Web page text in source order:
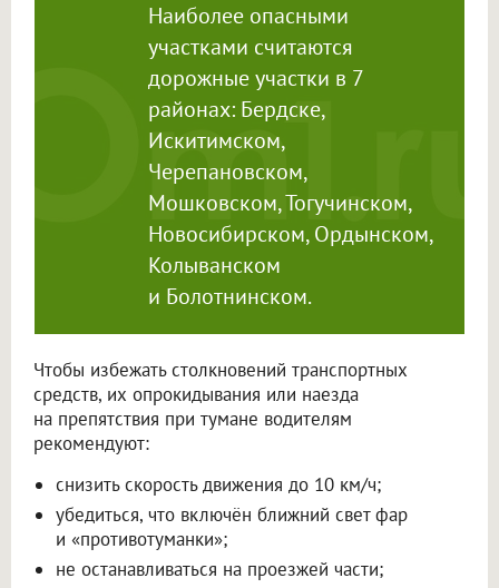
Наиболее опасными
участками считаются
дорожные участки в 7
районах: Бердске,
Искитимском,
Черепановском,
Мошковском, Тогучинском,
Новосибирском, Ордынском,
Колыванском
и Болотнинском.
Чтобы избежать столкновений транспортных
средств, их опрокидывания или наезда
на препятствия при тумане водителям
рекомендуют:
снизить скорость движения до 10 км/ч;
убедиться, что включён ближний свет фар
и «противотуманки»;
не останавливаться на проезжей части;